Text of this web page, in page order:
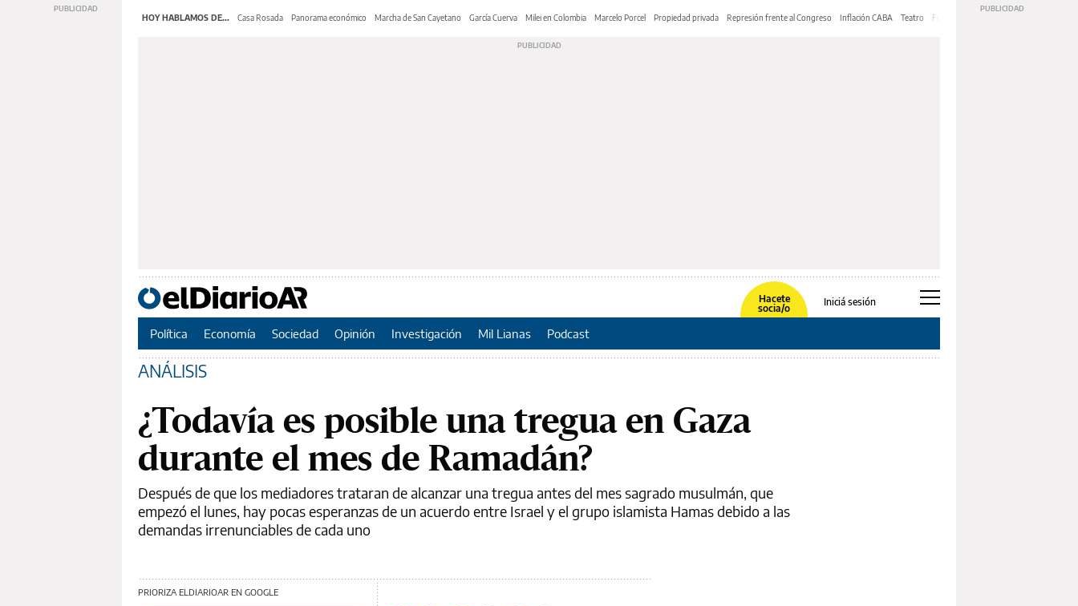
HOY HABLAMOS DE... Casa Rosada Panorama económico Marcha de San Cayetano García Cuerva Milei en Colombia Marcelo Porcel Propiedad privada Represión frente al Congreso Inflación CABA Teatro Feria de Editores
Hacete
socia/o
Iniciá sesión
Política Economía Sociedad Opinión Investigación Mil Lianas Podcast
ANÁLISIS
¿Todavía es posible una tregua en Gaza
durante el mes de Ramadán?
Después de que los mediadores trataran de alcanzar una tregua antes del mes sagrado musulmán, que
empezó el lunes, hay pocas esperanzas de un acuerdo entre Israel y el grupo islamista Hamas debido a las
demandas irrenunciables de cada uno
PRIORIZA ELDIARIOAR EN GOOGLE